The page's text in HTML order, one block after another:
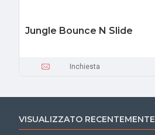
Jungle Bounce N Slide
Inchiesta
VISUALIZZATO RECENTEMENTE